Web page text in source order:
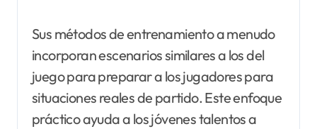
Sus métodos de entrenamiento a menudo
incorporan escenarios similares a los del
juego para preparar a los jugadores para
situaciones reales de partido. Este enfoque
práctico ayuda a los jóvenes talentos a